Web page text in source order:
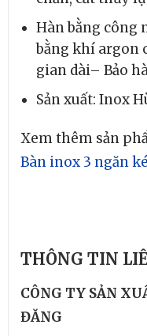
Hàn bằng công
bằng khí argon
gian dài– Bảo
Sản xuất: Inox
Xem thêm sản
Bàn inox 3 ngăn
THÔNG TIN
CÔNG TY SẢN
ĐĂNG